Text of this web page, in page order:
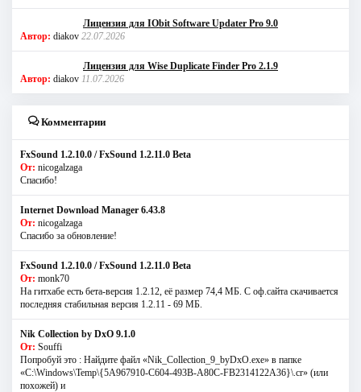
Лицензия для IObit Software Updater Pro 9.0
Автор: diakov 22.07.2026
Лицензия для Wise Duplicate Finder Pro 2.1.9
Автор: diakov 11.07.2026
Комментарии
FxSound 1.2.10.0 / FxSound 1.2.11.0 Beta
От: nicogalzaga
Спасибо!
Internet Download Manager 6.43.8
От: nicogalzaga
Спасибо за обновление!
FxSound 1.2.10.0 / FxSound 1.2.11.0 Beta
От: monk70
На гитхабе есть бета-версия 1.2.12, её размер 74,4 МБ. С оф.сайта скачивается
последняя стабильная версия 1.2.11 - 69 МБ.
Nik Collection by DxO 9.1.0
От: Souffi
Попробуй это : Найдите файл «Nik_Collection_9_byDxO.exe» в папке
«C:\Windows\Temp\{5A967910-C604-493B-A80C-FB2314122A36}\.cr» (или
похожей) и